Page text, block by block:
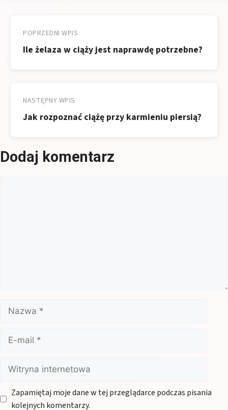
wpisu
POPRZEDNI WPIS
Ile żelaza w ciąży jest naprawdę potrzebne?
NASTĘPNY WPIS
Jak rozpoznać ciążę przy karmieniu piersią?
Dodaj komentarz
Nazwa
mail
Witryna
internetowa
Zapamiętaj moje dane w tej przeglądarce podczas pisania
kolejnych komentarzy.